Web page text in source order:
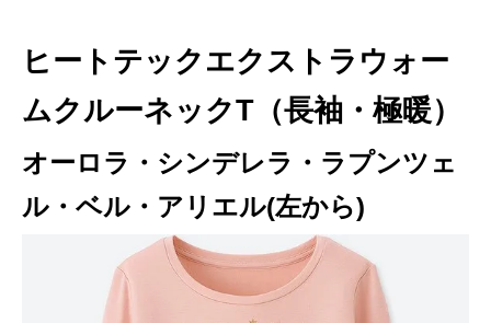
ヒートテックエクストラウォー
ムクルーネックT（長袖・極暖）
オーロラ・シンデレラ・ラプンツェ
ル・ベル・アリエル(左から)